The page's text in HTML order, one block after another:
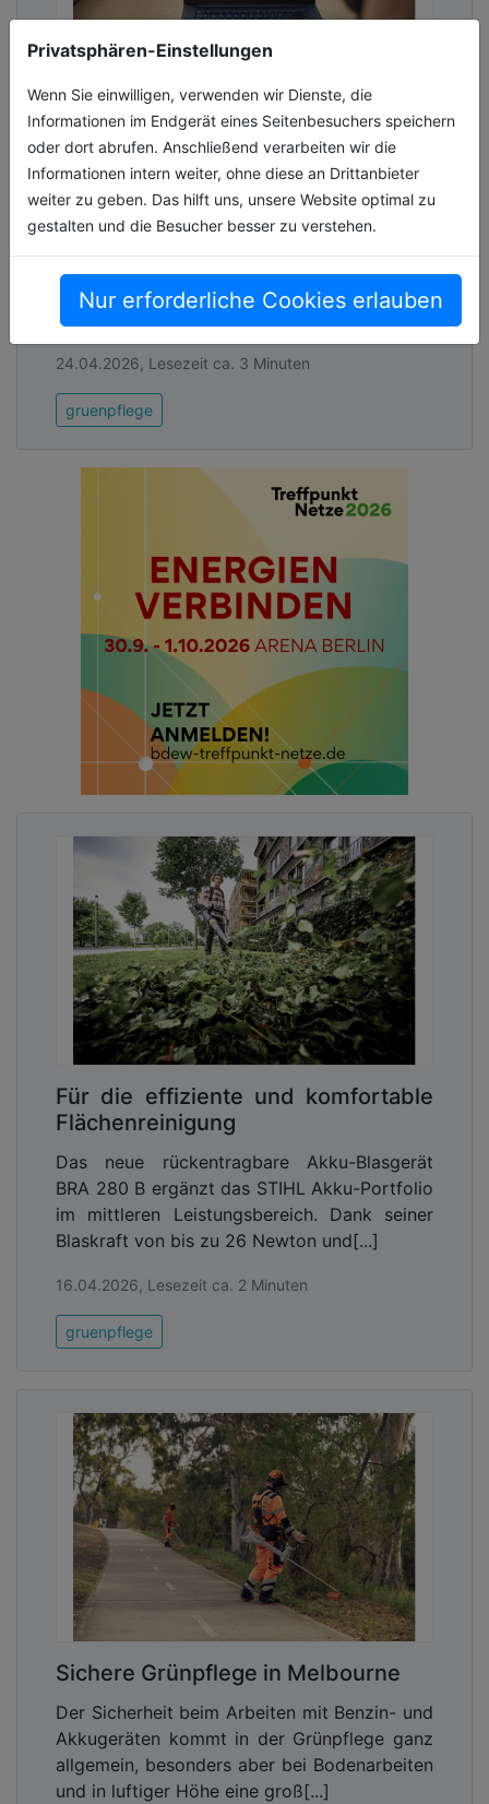
Privatsphären-Einstellungen
Wenn Sie einwilligen, verwenden wir Dienste, die
Informationen im Endgerät eines Seitenbesuchers speichern
oder dort abrufen. Anschließend verarbeiten wir die
Informationen intern weiter, ohne diese an Drittanbieter
weiter zu geben. Das hilft uns, unsere Website optimal zu
gestalten und die Besucher besser zu verstehen.
Nur erforderliche Cookies erlauben
Marken- und
technologieübergreifende
Erfassung von Maschinenlaufzeiten
Der STIHL Smart Connector ist ein zentrales
Systems STIHL connected. Der Sensor mit
einem Durchmesser von knapp fünf Zen[...]
24.04.2026, Lesezeit ca. 3 Minuten
gruenpflege
Für die effiziente und komfortable
Flächenreinigung
Das neue rückentragbare Akku-Blasgerät
BRA 280 B ergänzt das STIHL Akku-Portfolio
im mittleren Leistungsbereich. Dank seiner
Blaskraft von bis zu 26 Newton und[...]
16.04.2026, Lesezeit ca. 2 Minuten
gruenpflege
Sichere Grünpflege in Melbourne
Der Sicherheit beim Arbeiten mit Benzin- und
Akkugeräten kommt in der Grünpflege ganz
allgemein, besonders aber bei Bodenarbeiten
und in luftiger Höhe eine groß[...]